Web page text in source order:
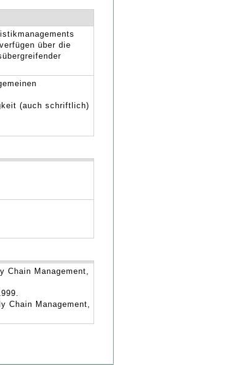
über die
(auch schriftlich)
Chain Management,
Chain Management,